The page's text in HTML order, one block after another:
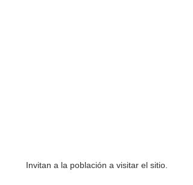
Invitan a la población a visitar el sitio.